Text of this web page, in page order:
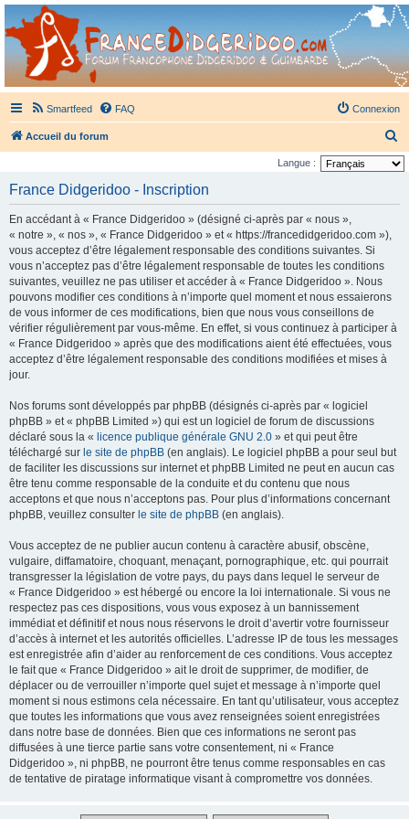
France Didgeridoo
Didgeridoo et Guimbarde sur France Didgeridoo - retrouvez la communauté.
Smartfeed FAQ Connexion
Accueil du forum
e
h
Langue :
France Didgeridoo - Inscription
En accédant à « France Didgeridoo » (désigné ci-après par « nous »,
« notre », « nos », « France Didgeridoo » et « https://francedidgeridoo.com »),
vous acceptez d’être légalement responsable des conditions suivantes. Si
vous n’acceptez pas d’être légalement responsable de toutes les conditions
suivantes, veuillez ne pas utiliser et accéder à « France Didgeridoo ». Nous
pouvons modifier ces conditions à n’importe quel moment et nous essaierons
de vous informer de ces modifications, bien que nous vous conseillons de
vérifier régulièrement par vous-même. En effet, si vous continuez à participer à
« France Didgeridoo » après que des modifications aient été effectuées, vous
acceptez d’être légalement responsable des conditions modifiées et mises à
jour.
Nos forums sont développés par phpBB (désignés ci-après par « logiciel
phpBB » et « phpBB Limited ») qui est un logiciel de forum de discussions
déclaré sous la « licence publique générale GNU 2.0 » et qui peut être
téléchargé sur le site de phpBB (en anglais). Le logiciel phpBB a pour seul but
de faciliter les discussions sur internet et phpBB Limited ne peut en aucun cas
être tenu comme responsable de la conduite et du contenu que nous
acceptons et que nous n’acceptons pas. Pour plus d’informations concernant
phpBB, veuillez consulter le site de phpBB (en anglais).
Vous acceptez de ne publier aucun contenu à caractère abusif, obscène,
vulgaire, diffamatoire, choquant, menaçant, pornographique, etc. qui pourrait
transgresser la législation de votre pays, du pays dans lequel le serveur de
« France Didgeridoo » est hébergé ou encore la loi internationale. Si vous ne
respectez pas ces dispositions, vous vous exposez à un bannissement
immédiat et définitif et nous nous réservons le droit d’avertir votre fournisseur
d’accès à internet et les autorités officielles. L’adresse IP de tous les messages
est enregistrée afin d’aider au renforcement de ces conditions. Vous acceptez
le fait que « France Didgeridoo » ait le droit de supprimer, de modifier, de
déplacer ou de verrouiller n’importe quel sujet et message à n’importe quel
moment si nous estimons cela nécessaire. En tant qu’utilisateur, vous acceptez
que toutes les informations que vous avez renseignées soient enregistrées
dans notre base de données. Bien que ces informations ne seront pas
diffusées à une tierce partie sans votre consentement, ni « France
Didgeridoo », ni phpBB, ne pourront être tenus comme responsables en cas
de tentative de piratage informatique visant à compromettre vos données.